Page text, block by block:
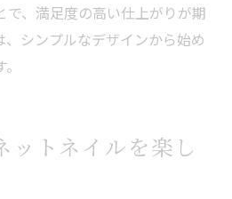
で、満足度の高い仕上がりが期
シンプルなデザインから始め
ットネイルを楽し